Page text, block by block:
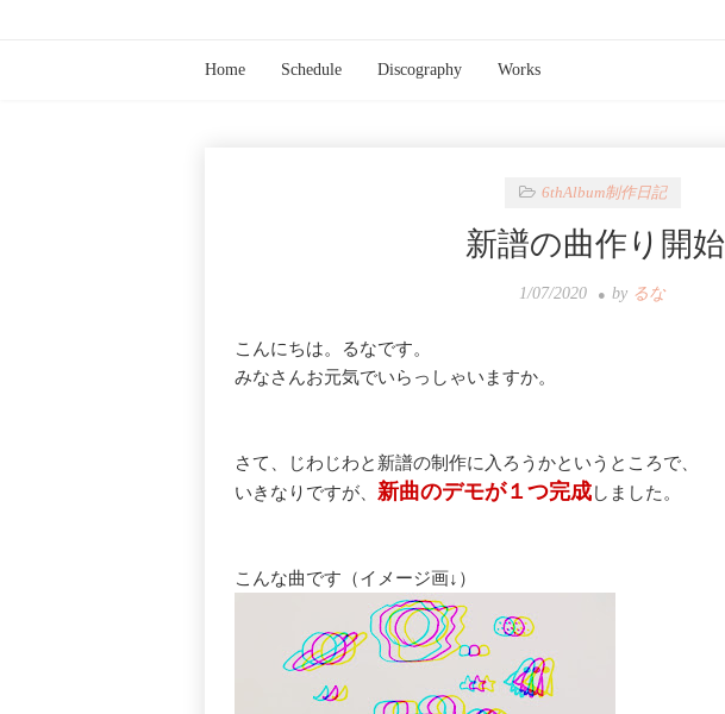
Home Schedule Discography Works
6thAlbum制作日記
新譜の曲作り開始
1/07/2020 by るな
こんにちは。るなです。
みなさんお元気でいらっしゃいますか。
さて、じわじわと新譜の制作に入ろうかというところで、
いきなりですが、 新曲のデモが１つ完成しました。
こんな曲です（イメージ画↓）